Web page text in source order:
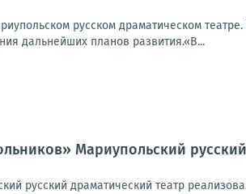
русском драматическом театре.
дальнейших планов развития.«В...
Мариупольский
русский драматический театр